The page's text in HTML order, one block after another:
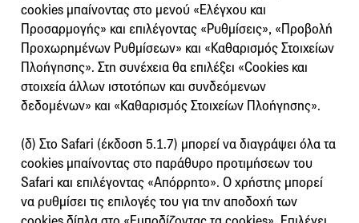
cookies μπαίνοντας στο μενού «Ελέγχου και
Προσαρμογής» και επιλέγοντας «Ρυθμίσεις», «Προβολή
Προχωρημένων Ρυθμίσεων» και «Καθαρισμός Στοιχείων
Πλοήγησης». Στη συνέχεια θα επιλέξει «Cookies και
στοιχεία άλλων ιστοτόπων και συνδεόμενων
δεδομένων» και «Καθαρισμός Στοιχείων Πλοήγησης».
(δ) Στο Safari (έκδοση 5.1.7) μπορεί να διαγράψει όλα τα
cookies μπαίνοντας στο παράθυρο προτιμήσεων του
Safari και επιλέγοντας «Απόρρητο». Ο χρήστης μπορεί
να ρυθμίσει τις επιλογές του για την αποδοχή των